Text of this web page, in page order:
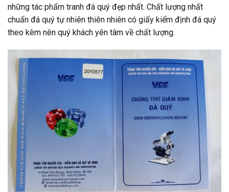
những tác phẩm tranh đá quý đẹp nhất. Chất lượng nhất
chuẩn đá quý tự nhiên thiên nhiên có giấy kiểm định đá quý
theo kèm nên quý khách yên tâm về chất lượng.